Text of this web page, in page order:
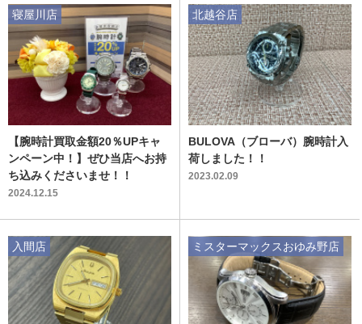
【腕時計買取金額20％UPキャ
ンペーン中！】ぜひ当店へお持
ち込みくださいませ！！
2024.12.15
寝屋川店
BULOVA（ブローバ）腕時計入
荷しました！！
2023.02.09
北越谷店
入間店 ミスターマックスおゆみ野店